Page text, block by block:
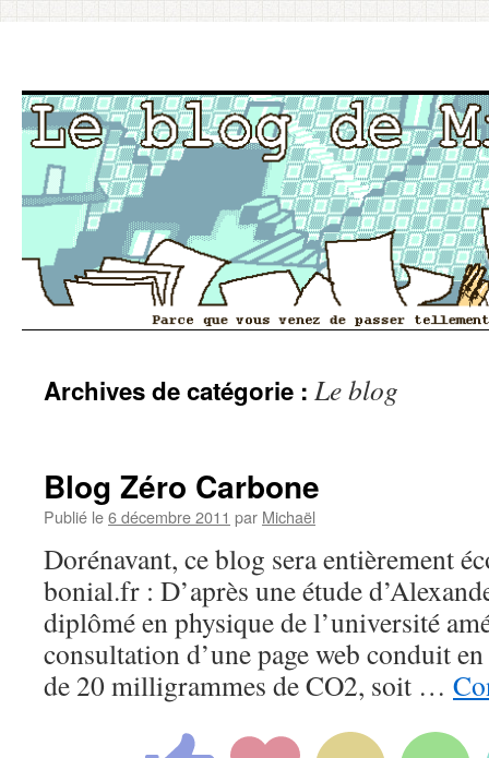
auArchives de catégorie : Le blog
Blog Zéro Carbone
Publié le6 décembre 2011 par Michaël
Dorénavant, ce blog sera entièrement
bonial.fr : D’après une étude
diplômé en physique de l’université
consultation d’une page web conduit
de 20 milligrammes de CO2, soit …